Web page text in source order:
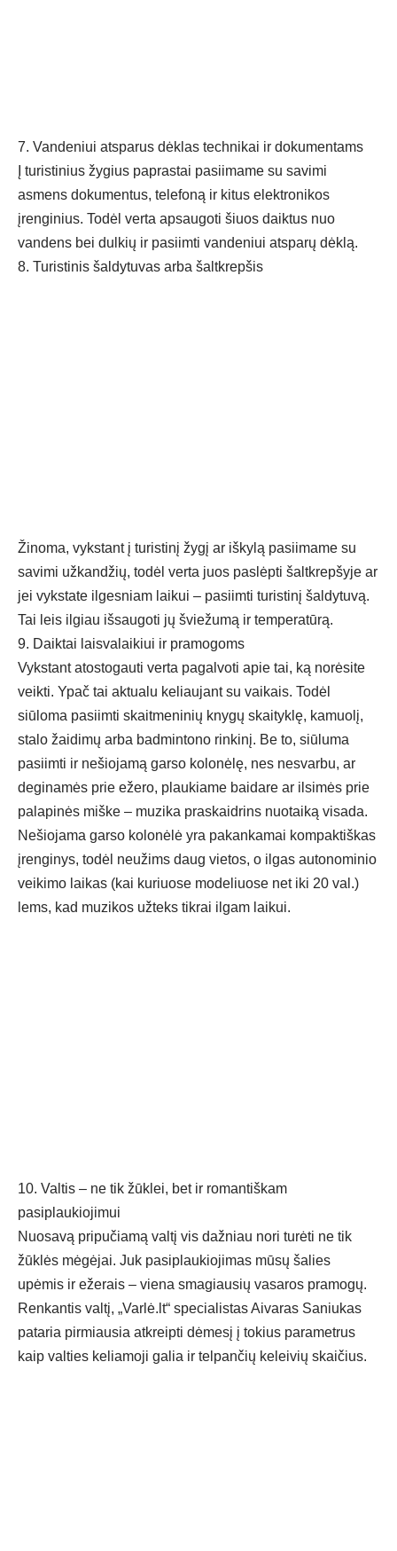
7. Vandeniui atsparus dėklas technikai ir dokumentams
Į turistinius žygius paprastai pasiimame su savimi
asmens dokumentus, telefoną ir kitus elektronikos
įrenginius. Todėl verta apsaugoti šiuos daiktus nuo
vandens bei dulkių ir pasiimti vandeniui atsparų dėklą.
8. Turistinis šaldytuvas arba šaltkrepšis
Žinoma, vykstant į turistinį žygį ar iškylą pasiimame su
savimi užkandžių, todėl verta juos paslėpti šaltkrepšyje ar
jei vykstate ilgesniam laikui – pasiimti turistinį šaldytuvą.
Tai leis ilgiau išsaugoti jų šviežumą ir temperatūrą.
9. Daiktai laisvalaikiui ir pramogoms
Vykstant atostogauti verta pagalvoti apie tai, ką norėsite
veikti. Ypač tai aktualu keliaujant su vaikais. Todėl
siūloma pasiimti skaitmeninių knygų skaityklę, kamuolį,
stalo žaidimų arba badmintono rinkinį. Be to, siūluma
pasiimti ir nešiojamą garso kolonėlę, nes nesvarbu, ar
deginamės prie ežero, plaukiame baidare ar ilsimės prie
palapinės miške – muzika praskaidrins nuotaiką visada.
Nešiojama garso kolonėlė yra pakankamai kompaktiškas
įrenginys, todėl neužims daug vietos, o ilgas autonominio
veikimo laikas (kai kuriuose modeliuose net iki 20 val.)
lems, kad muzikos užteks tikrai ilgam laikui.
10. Valtis – ne tik žūklei, bet ir romantiškam
pasiplaukiojimui
Nuosavą pripučiamą valtį vis dažniau nori turėti ne tik
žūklės mėgėjai. Juk pasiplaukiojimas mūsų šalies
upėmis ir ežerais – viena smagiausių vasaros pramogų.
Renkantis valtį, „Varlė.lt“ specialistas Aivaras Saniukas
pataria pirmiausia atkreipti dėmesį į tokius parametrus
kaip valties keliamoji galia ir telpančių keleivių skaičius.